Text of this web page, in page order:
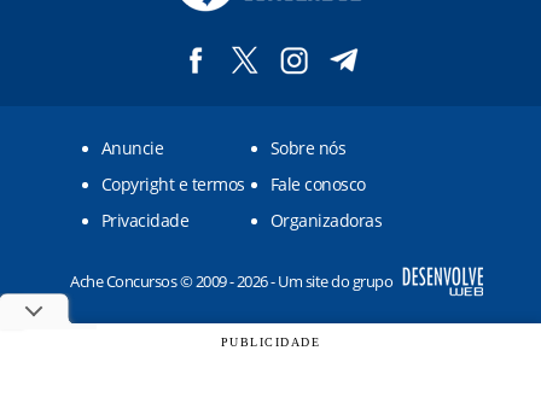
Anuncie
Sobre nós
Copyright e termos
Fale conosco
Privacidade
Organizadoras
Ache Concursos © 2009 - 2026 - Um site do grupo
PUBLICIDADE